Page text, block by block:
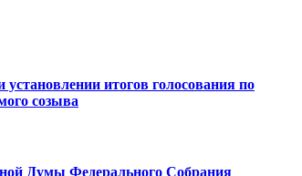
итогов голосования по
созыва
Думы Федерального Собрания